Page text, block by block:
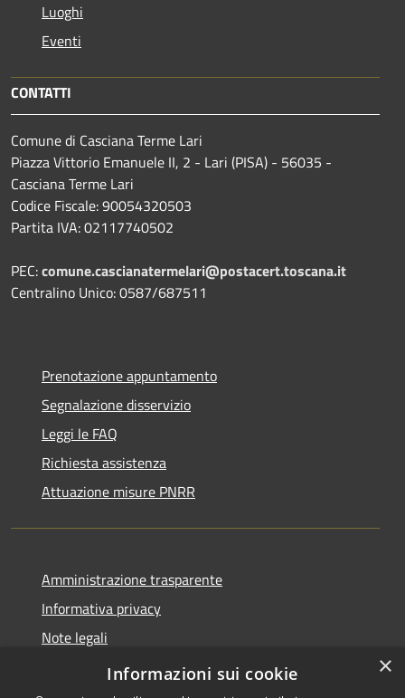
Luoghi
Eventi
CONTATTI
Comune di Casciana Terme Lari
Piazza Vittorio Emanuele II, 2 - Lari (PISA) - 56035 -
Casciana Terme Lari
Codice Fiscale: 90054320503
Partita IVA: 02117740502
PEC:comune.cascianatermelari@postacert.toscana.it
Centralino Unico: 0587/687511
Prenotazione appuntamento
Segnalazione disservizio
Leggi le FAQ
Richiesta assistenza
Attuazione misure PNRR
Amministrazione trasparente
Informativa privacy
Note legali
Dichiarazione di accessibilità
×
Informazioni sui cookie